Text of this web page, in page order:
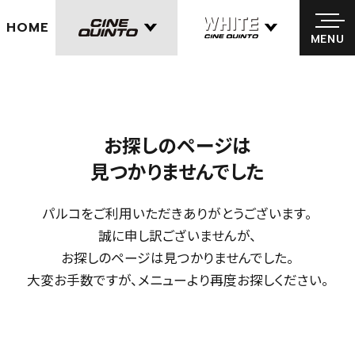
HOME
MENU
MENU
お探しのページは
見つかりませんでした
パルコをご利用いただきありがとうございます。
誠に申し訳ございませんが、
お探しのページは見つかりませんでした。
大変お手数ですが、メニューより再度お探しください。